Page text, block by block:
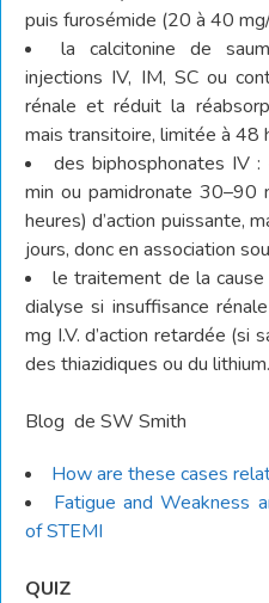
puis furosémide (20 à 40
la calcitonine de
injections IV, IM, SC ou
rénale et réduit la
mais transitoire, limitée à 48
des biphosphonates IV
min ou pamidronate
heures) d’action puissante,
jours, donc en association
le traitement de la
dialyse si insuffisance
mg I.V. d’action retardée (si
des thiazidiques ou du
Blog de SW Smith
How are these cases
Fatigue and Weakness
of STEMI
QUIZ